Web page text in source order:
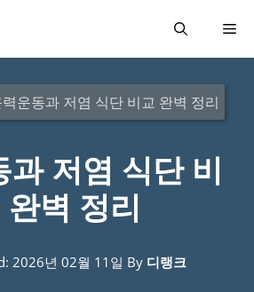
메
운동과 저염 식단 비교 완벽 정리
과 저염 식단 비
완벽 정리
2026년 02월 11일 By 디랭크